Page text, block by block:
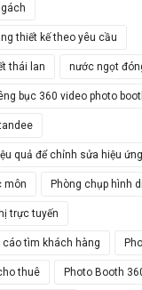
thiết kế theo yêu cầu
thái lan nước ngọt
bục 360 video photo
quả để chỉnh sửa hiệu
môn Phòng chụp hình
trực tuyến
tìm khách hàng
thuê Photo Booth